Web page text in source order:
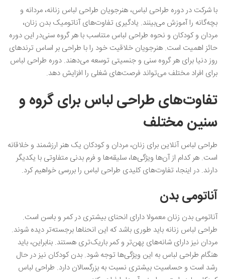
با شرکت در دوره طراحی لباس، هنرجویان طراحی لباس زنانه، مردانه و
بچه‌گانه را آموزش می‌بینند. یادگیری تفاوت‌های آناتومیک بدن زنان،
مردان و کودکان و نحوه طراحی لباس متناسب با هر گروه سنی‌در این دوره
حائز اهمیت است. هنرجویان خلاقیت خود را با طراحی بر اساس ترندهای
روز دنیا برای هر گروه سنی و جنسیتی توسعه می‌دهند. دوره طراحی لباس
برای افراد مختلف می‌تواند فرصت‌های شغلی را افزایش دهد.
تفاوت‌های طراحی لباس برای گروه و
سنین مختلف
طراحی لباس آنلاین برای زنان، مردان و کودکان یک هنر ارزشمند و خلاقانه
است. هر کدام از آن‌ها ویژگی‌ها، سلیقه‌ها و فرم بدنی متفاوتی با یکدیگر
دارند. در اینجا، تفاوت‌های کلیدی طراحی لباس را بررسی خواهیم کرد.
آناتومی بدن
آناتومی بدن زنان معمولا دارای انحنای بیشتری در کمر و باسن است.
طراحی لباس زنانه باید طوری باشد که این انحناها برجسته‌تر دیده شوند.
مردان نیز دارای شانه‌های پهن‌تر و کمر باریک‌تری هستند. بنابراین، باید
هنگام طراحی لباس به این ویژگی‌ها توجه شود. بدن کودکان نیز در حال
رشد است و حساسیت بیشتری نسبت به بزرگسالان دارد. طراحی لباس